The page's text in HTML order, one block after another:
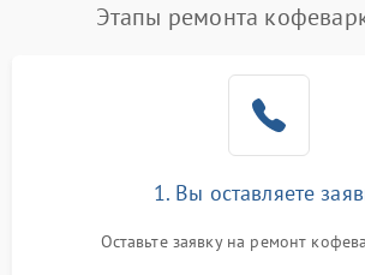
Этапы ремонта
1. Вы оставляете
Оставьте заявку на ремонт